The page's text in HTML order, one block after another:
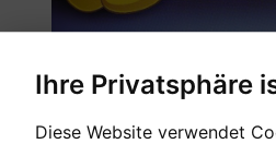
Ihre Privatsphäre
Diese Website verwendet
Simply arranged, must-